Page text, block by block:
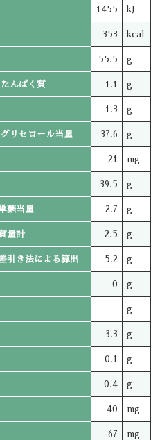
1455 kJ
353 kcal
55.5 g
んぱく質 1.1 g
1.3 g
リセロール当量 37.6 g
21 mg
39.5 g
糖当量 2.7 g
量計 2.5 g
引き法による算出 5.2 g
0 g
– g
3.3 g
0.1 g
0.4 g
40 mg
67 mg